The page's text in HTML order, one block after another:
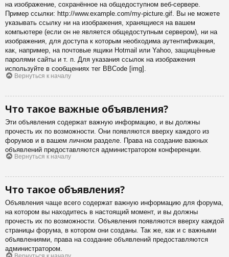
на изображение, сохранённое на общедоступном веб-сервере.
Пример ссылки: http://www.example.com/my-picture.gif. Вы не можете
указывать ссылку ни на изображения, хранящиеся на вашем
компьютере (если он не является общедоступным сервером), ни на
изображения, для доступа к которым необходима аутентификация,
как, например, на почтовые ящики Hotmail или Yahoo, защищённые
паролями сайты и т. п. Для указания ссылок на изображения
используйте в сообщениях тег BBCode [img].
Вернуться к началу
Что такое важные объявления?
Эти объявления содержат важную информацию, и вы должны
прочесть их по возможности. Они появляются вверху каждого из
форумов и в вашем личном разделе. Права на создание важных
объявлений предоставляются администратором конференции.
Вернуться к началу
Что такое объявления?
Объявления чаще всего содержат важную информацию для форума,
на котором вы находитесь в настоящий момент, и вы должны
прочесть их по возможности. Объявления появляются вверху каждой
страницы форума, в котором они созданы. Так же, как и с важными
объявлениями, права на создание объявлений предоставляются
администратором.